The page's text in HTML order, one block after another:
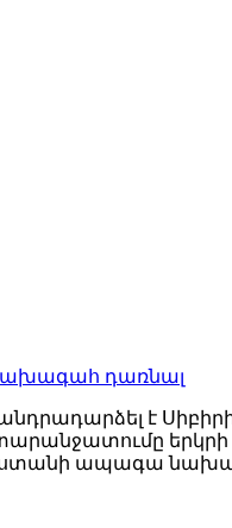
դառնալ
է
երկրի
ապագա